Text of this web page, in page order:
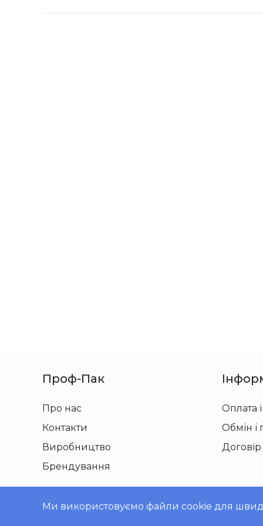
Проф-Пак
Про нас
Контакти
Виробництво
Брендування
Оплата
Обмін і
Ми використовуємо файли cookie для